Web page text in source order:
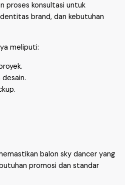
proses konsultasi untuk
brand, dan kebutuhan
meliputi:
balon sky dancer yang
promosi dan standar